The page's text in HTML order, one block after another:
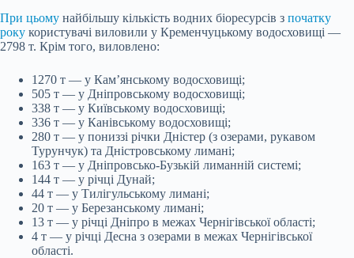
При цьому найбільшу кількість водних біоресурсів з початку
року користувачі виловили у Кременчуцькому водосховищі —
2798 т. Крім того, виловлено:
1270 т — у Кам’янському водосховищі;
505 т — у Дніпровському водосховищі;
338 т — у Київському водосховищі;
336 т — у Канівському водосховищі;
280 т — у пониззі річки Дністер (з озерами, рукавом
Турунчук) та Дністровському лимані;
163 т — у Дніпровсько-Бузькій лиманній системі;
144 т — у річці Дунай;
44 т — у Тилігульському лимані;
20 т — у Березанському лимані;
13 т — у річці Дніпро в межах Чернігівської області;
4 т — у річці Десна з озерами в межах Чернігівської
області.